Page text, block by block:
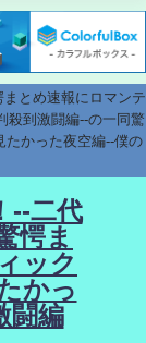
とめ速報にロマンテ
殺到激闘編--の一同驚
たかった夜空編--僕の
--二代
愕ま
ック
かっ
闘編